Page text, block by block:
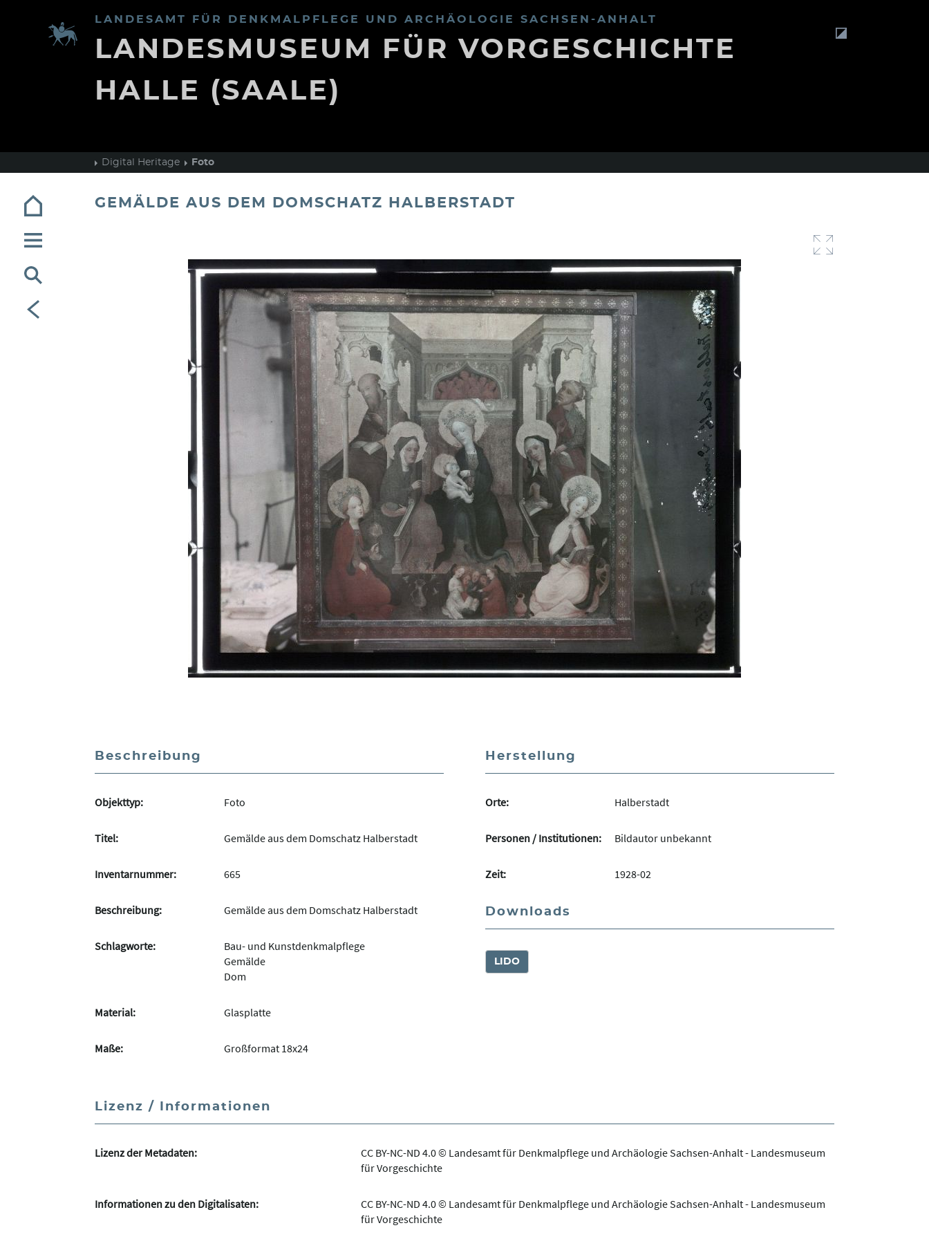
LANDESAMT FÜR DENKMALPFLEGE UND ARCHÄOLOGIE SACHSEN-ANHALT
LANDESMUSEUM FÜR VORGESCHICHTE
HALLE (SAALE)
Digital Heritage Foto
GEMÄLDE AUS DEM DOMSCHATZ HALBERSTADT
Beschreibung
Objekttyp: Foto
Titel: Gemälde aus dem Domschatz Halberstadt
Inventarnummer: 665
Beschreibung: Gemälde aus dem Domschatz Halberstadt
Schlagworte:
Bau- und Kunstdenkmalpflege
Gemälde
Dom
Material: Glasplatte
Maße: Großformat 18x24
Herstellung
Orte: Halberstadt
Personen / Institutionen: Bildautor unbekannt
Zeit: 1928-02
Downloads
LIDO
Lizenz / Informationen
Lizenz der Metadaten:
CC BY-NC-ND 4.0 © Landesamt für Denkmalpflege und Archäologie Sachsen-Anhalt - Landesmuseum
für Vorgeschichte
Informationen zu den Digitalisaten:
CC BY-NC-ND 4.0 © Landesamt für Denkmalpflege und Archäologie Sachsen-Anhalt - Landesmuseum
für Vorgeschichte